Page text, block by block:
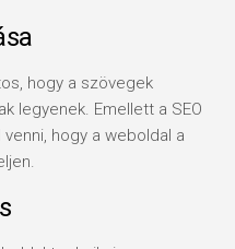
hogy a szövegek
legyenek. Emellett a SEO
hogy a weboldal a